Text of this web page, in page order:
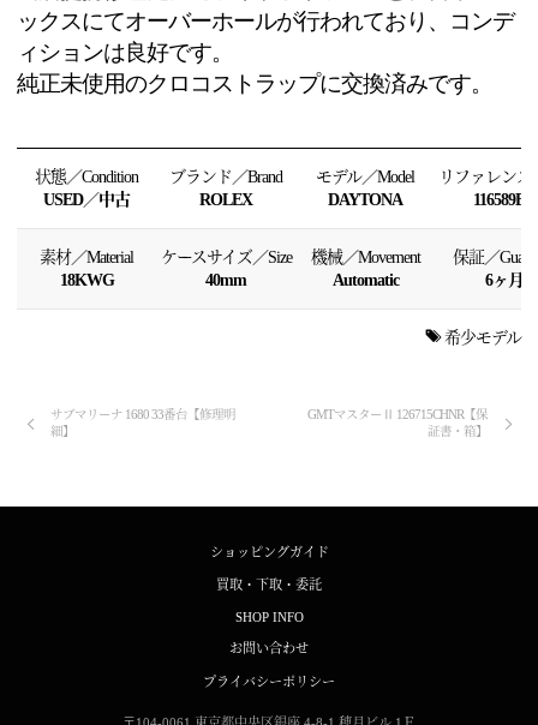
ックスにてオーバーホールが行われており、コンデ
ィションは良好です。
純正未使用のクロコストラップに交換済みです。
状態／Condition
USED／中古
ブランド／Brand
ROLEX
モデル／Model
DAYTONA
リファレンス
116589BR
素材／Material
18KWG
ケースサイズ／Size
40mm
機械／Movement
Automatic
保証／
6ヶ月
希少モデル
サブマリーナ 1680 33番台【修理明
細】
GMTマスターⅡ 126715CHNR【保
証書・箱】
ショッピングガイド
買取・下取・委託
SHOP INFO
お問い合わせ
プライバシーポリシー